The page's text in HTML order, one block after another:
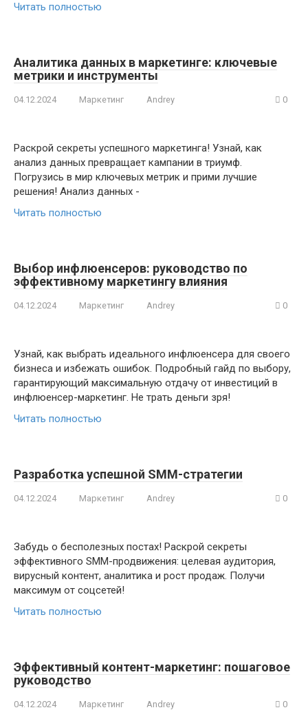
Читать полностью
Аналитика данных в маркетинге: ключевые
метрики и инструменты
04.12.2024 Маркетинг Andrey 0
Раскрой секреты успешного маркетинга! Узнай, как
анализ данных превращает кампании в триумф.
Погрузись в мир ключевых метрик и прими лучшие
решения! Анализ данных -
Читать полностью
Выбор инфлюенсеров: руководство по
эффективному маркетингу влияния
04.12.2024 Маркетинг Andrey 0
Узнай, как выбрать идеального инфлюенсера для своего
бизнеса и избежать ошибок. Подробный гайд по выбору,
гарантирующий максимальную отдачу от инвестиций в
инфлюенсер-маркетинг. Не трать деньги зря!
Читать полностью
Разработка успешной SMM-стратегии
04.12.2024 Маркетинг Andrey 0
Забудь о бесполезных постах! Раскрой секреты
эффективного SMM-продвижения: целевая аудитория,
вирусный контент, аналитика и рост продаж. Получи
максимум от соцсетей!
Читать полностью
Эффективный контент-маркетинг: пошаговое
руководство
04.12.2024 Маркетинг Andrey 0